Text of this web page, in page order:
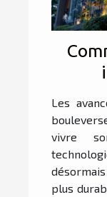
Les
vivre
plus